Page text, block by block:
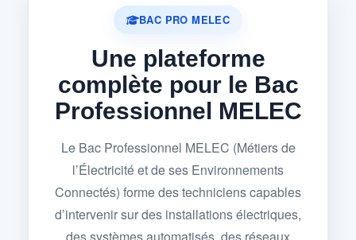
BAC PRO MELEC
Une plateforme
complète pour le Bac
Professionnel MELEC
Le Bac Professionnel MELEC (Métiers de
l’Électricité et de ses Environnements
Connectés) forme des techniciens capables
d’intervenir sur des installations électriques,